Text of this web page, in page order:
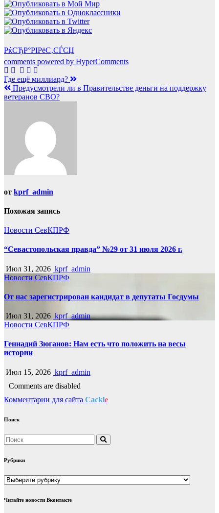
РќСЂР°РІРёС‚СЃСЏ
comments powered by HyperComments
Навигация
по
Где ещё миллиард?
Предусмотрели ли в Правительстве деньги на поддержку
ветеранов СВО?
от kprf_admin
Похожая запись
Новости СевКПРФ
“Севастопольская правда” №29 от 31 июля 2026 г.
Июл 31, 2026 kprf_admin
Новости СевКПРФ
От нас зарегистрирован кандидат в депутаты Госдумы
Июл 31, 2026 kprf_admin
Новости СевКПРФ
Геннадий Зюганов: Нам есть что положить на весы
истории
Июл 15, 2026 kprf_admin
Comments are disabled
Комментарии для сайта Cackle
Поиск
Рубрики
Рубрики
Читайте новости Вконтакте